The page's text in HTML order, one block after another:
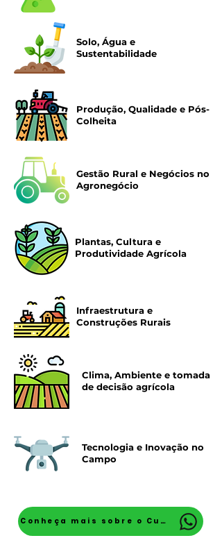
Solo, Água e
Sustentabilidade
Produção, Qualidade e Pós-
Colheita
Gestão Rural e Negócios no
Agronegócio
Plantas, Cultura e
Produtividade Agrícola
Infraestrutura e
Construções Rurais
Clima, Ambiente e tomada
de decisão agrícola
Tecnologia e Inovação no
Campo
Conheça mais sobre o Curso